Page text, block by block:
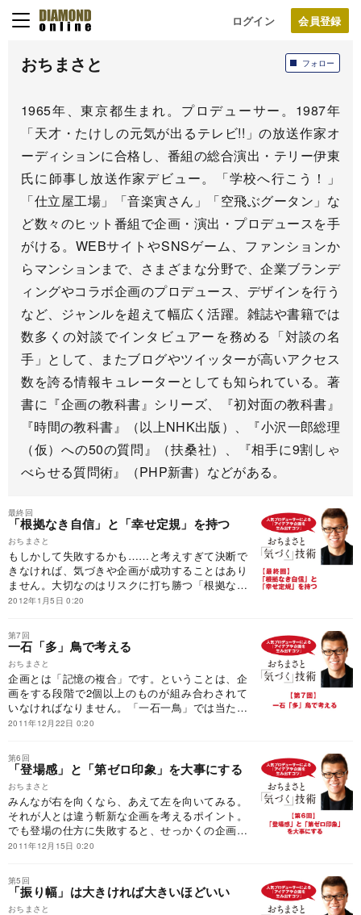
ログイン
フォロー
おちまさと
1965年、東京都生まれ。プロデューサー。1987年
「天才・たけしの元気が出るテレビ!!」の放送作家オ
ーディションに合格し、番組の総合演出・テリー伊東
氏に師事し放送作家デビュー。「学校へ行こう！」
「仕立屋工場」「音楽寅さん」「空飛ぶグータン」な
ど数々のヒット番組で企画・演出・プロデュースを手
がける。WEBサイトやSNSゲーム、ファンションか
らマンションまで、さまざまな分野で、企業ブランデ
ィングやコラボ企画のプロデュース、デザインを行う
など、ジャンルを超えて幅広く活躍。雑誌や書籍では
数多くの対談でインタビュアーを務める「対談の名
手」として、またブログやツイッターが高いアクセス
数を誇る情報キュレーターとしても知られている。著
書に『企画の教科書』シリーズ、『初対面の教科書』
『時間の教科書』（以上NHK出版）、『小沢一郎総理
（仮）への50の質問』（扶桑社）、『相手に9割しゃ
べらせる質問術』（PHP新書）などがある。
最終回
「根拠なき自信」と「幸せ定規」を持つ
おちまさと
もしかして失敗するかも……と考えすぎて決断で
きなければ、気づきや企画が成功することはあり
ません。大切なのはリスクに打ち勝つ「根拠なき
自信」と、自分なりの「幸せ定規」を持つこと。
生み出すうえで基本となる、2つの重要なポイン
トをお伝えします。
2012年1月5日 0:20
第7回
一石「多」鳥で考える
おちまさと
企画とは「記憶の複合」です。ということは、企
画をする段階で2個以上のものが組み合わされて
いなければなりません。「一石一鳥」では当たり
前、少なくとも一石二鳥、できれば一石「多」鳥
画した、ある雑誌連載のエピソードをお話ししま
す。
2011年12月22日 0:20
第6回
「登場感」と「第ゼロ印象」を大事にする
おちまさと
みんなが右を向くなら、あえて左を向いてみる。
それが人とは違う斬新な企画を考えるポイント。
でも登場の仕方に失敗すると、せっかくの企画が
台無しに……。「登場感」と「第ゼロ印象」、こ
ュースや企画を手がける人以外も使える重要なテ
クニックなのです。
2011年12月15日 0:20
第5回
「振り幅」は大きければ大きいほどいい
おちまさと